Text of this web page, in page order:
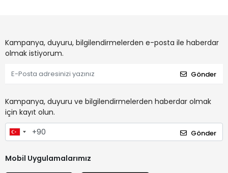
Kampanya, duyuru, bilgilendirmelerden e-posta ile haberdar
olmak istiyorum.
Gönder
Kampanya, duyuru ve bilgilendirmelerden haberdar olmak
için kayıt olun.
Gönder
Mobil Uygulamalarımız